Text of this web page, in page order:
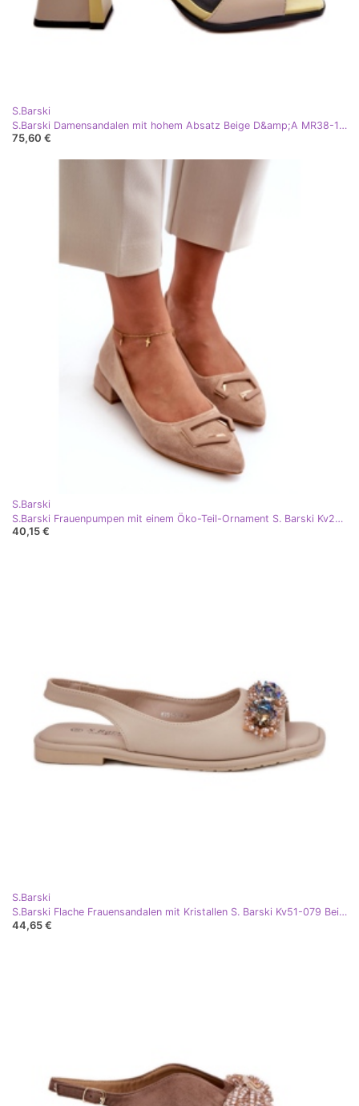
S.Barski
S.Barski Damensandalen mit hohem Absatz Beige D&amp;A MR38-153
75,60 €
S.Barski
S.Barski Frauenpumpen mit einem Öko-Teil-Ornament S. Barski Kv27-034 Beige
40,15 €
S.Barski
S.Barski Flache Frauensandalen mit Kristallen S. Barski Kv51-079 Beige
44,65 €